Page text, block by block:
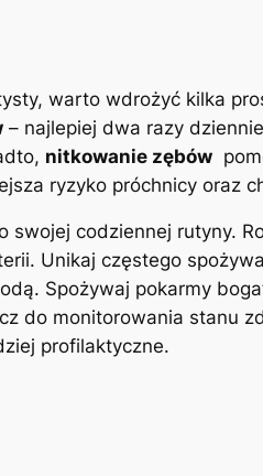
warto wdrożyć kilka
– najlepiej dwa razy
nitkowanie zębów
ryzyko próchnicy oraz
swojej codziennej rutyny.
Unikaj częstego
​Spożywaj​ pokarmy
do monitorowania stanu
profilaktyczne.